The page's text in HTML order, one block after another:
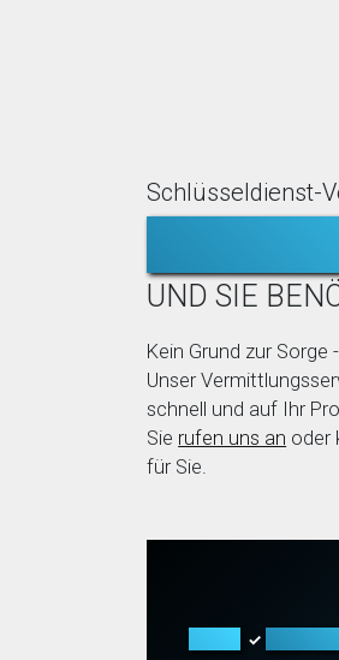
Schlüsseldienst-
TÜR
UND SIE
Kein Grund zur Sorge
Unser
schnell und auf Ihr
Sie rufen uns an oder
für Sie.
✓